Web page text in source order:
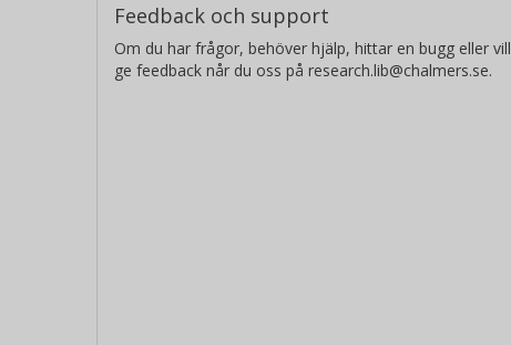
Feedback och support
Om du har frågor, behöver hjälp, hittar en bugg eller vill
ge feedback når du oss på research.lib@chalmers.se.